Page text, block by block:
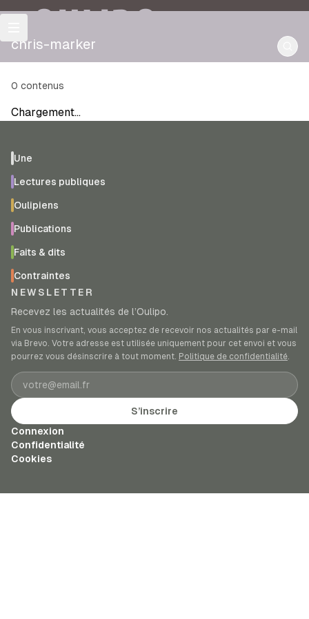
OULIPO
chris-marker
0 contenus
Chargement…
Une
Lectures publiques
Oulipiens
Publications
Faits & dits
Contraintes
NEWSLETTER
Recevez les actualités de l’Oulipo.
En vous inscrivant, vous acceptez de recevoir nos actualités par e-mail
via Brevo. Votre adresse est utilisée uniquement pour cet envoi et vous
pourrez vous désinscrire à tout moment. Politique de confidentialité.
Adresse e-mail
S’inscrire
Connexion
Confidentialité
Cookies